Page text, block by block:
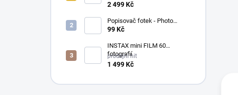
2 499 Kč
Popisovač fotek - Photo
Signature (made in Japan)
99 Kč
INSTAX mini FILM 60
fotografií
prodejní hit
1 499 Kč